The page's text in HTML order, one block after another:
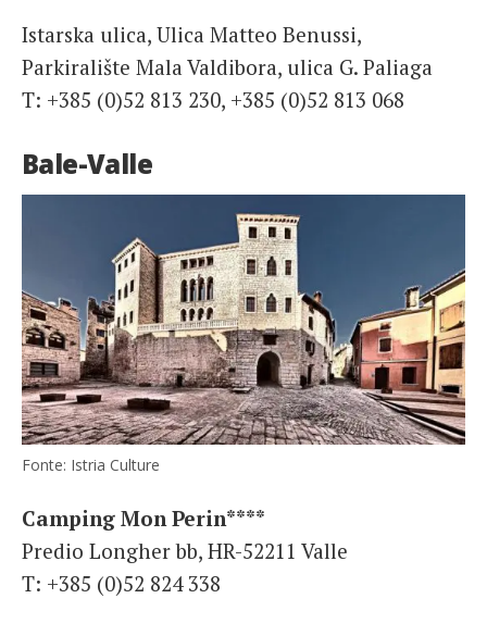
Istarska ulica, Ulica Matteo Benussi,
Parkiralište Mala Valdibora, ulica G. Paliaga
T: +385 (0)52 813 230, +385 (0)52 813 068
Bale-Valle
Fonte: Istria Culture
Camping Mon Perin****
Predio Longher bb, HR-52211 Valle
T: +385 (0)52 824 338